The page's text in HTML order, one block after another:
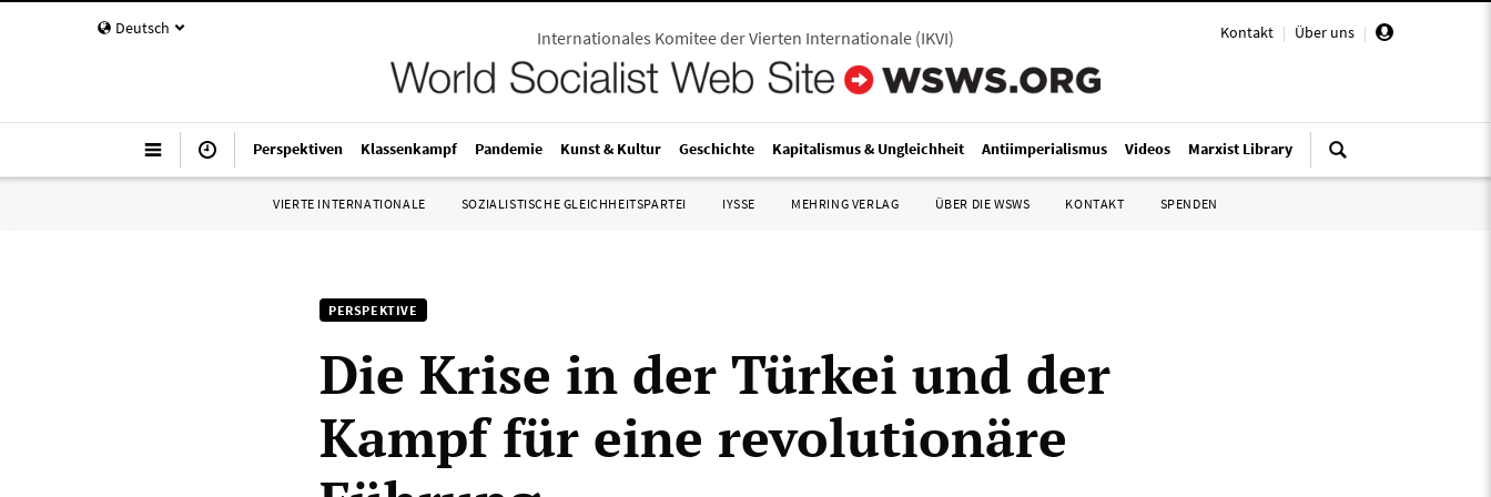
Deutsch Kontakt | Über uns |
Internationales Komitee der Vierten Internationale (IKVI)
Perspektiven Klassenkampf Pandemie Kunst & Kultur Geschichte Kapitalismus & Ungleichheit Antiimperialismus Videos Marxist Library
VIERTE INTERNATIONALE SOZIALISTISCHE GLEICHHEITSPARTEI IYSSE MEHRING VERLAG ÜBER DIE WSWS KONTAKT SPENDEN
PERSPEKTIVE
Die Krise in der Türkei und der
Kampf für eine revolutionäre